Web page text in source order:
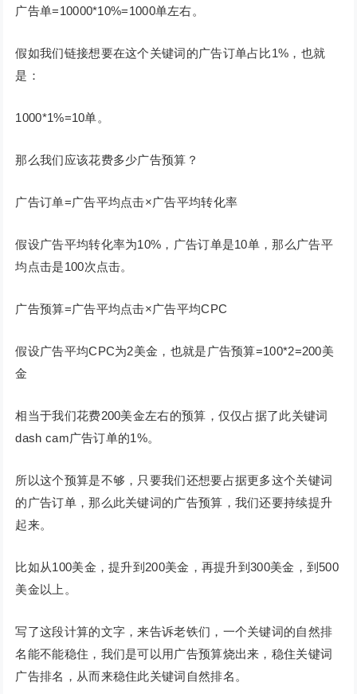
广告单=10000*10%=1000单左右。
假如我们链接想要在这个关键词的广告订单占比1%，也就
是：
1000*1%=10单。
那么我们应该花费多少广告预算？
广告订单=广告平均点击×广告平均转化率
假设广告平均转化率为10%，广告订单是10单，那么广告平
均点击是100次点击。
广告预算=广告平均点击×广告平均CPC
假设广告平均CPC为2美金，也就是广告预算=100*2=200美
金
相当于我们花费200美金左右的预算，仅仅占据了此关键词
dash cam广告订单的1%。
所以这个预算是不够，只要我们还想要占据更多这个关键词
的广告订单，那么此关键词的广告预算，我们还要持续提升
起来。
比如从100美金，提升到200美金，再提升到300美金，到500
美金以上。
写了这段计算的文字，来告诉老铁们，一个关键词的自然排
名能不能稳住，我们是可以用广告预算烧出来，稳住关键词
广告排名，从而来稳住此关键词自然排名。